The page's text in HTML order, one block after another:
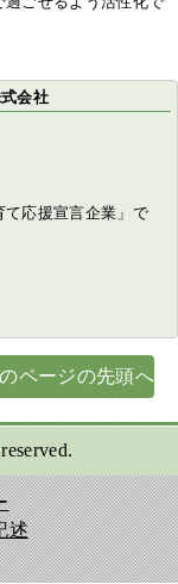
ページの先頭へ
会社
て応援宣言企業」で
述